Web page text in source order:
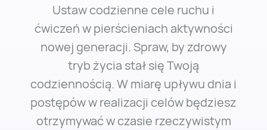
Ustaw codzienne cele ruchu i
ćwiczeń w pierścieniach aktywności
nowej generacji. Spraw, by zdrowy
tryb życia stał się Twoją
codziennością. W miarę upływu dnia i
postępów w realizacji celów będziesz
otrzymywać w czasie rzeczywistym